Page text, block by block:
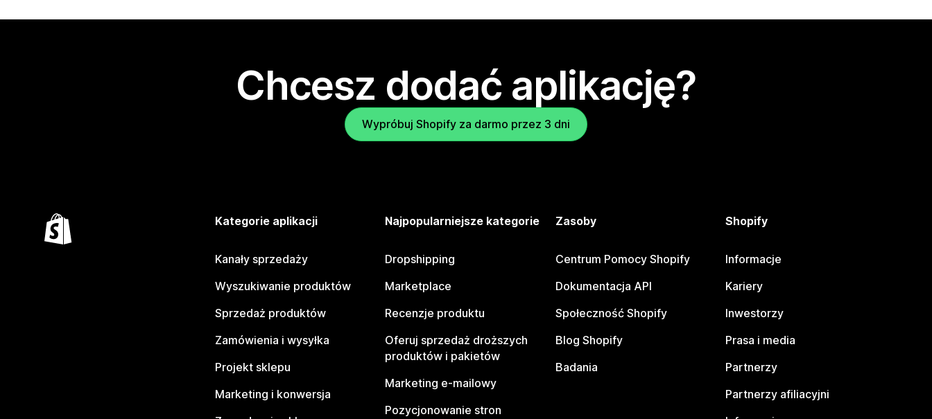
Chcesz dodać aplikację?
Wypróbuj Shopify za darmo przez 3 dni
Kategorie aplikacji
Kanały sprzedaży
Wyszukiwanie produktów
Sprzedaż produktów
Zamówienia i wysyłka
Projekt sklepu
Marketing i konwersja
Najpopularniejsze kategorie
Dropshipping
Marketplace
Recenzje produktu
Oferuj sprzedaż droższych
produktów i pakietów
Marketing e-mailowy
Pozycjonowanie stron
Zasoby
Centrum Pomocy Shopify
Dokumentacja API
Społeczność Shopify
Blog Shopify
Badania
Shopify
Informacje
Kariery
Inwestorzy
Prasa i media
Partnerzy
Partnerzy afiliacyjni